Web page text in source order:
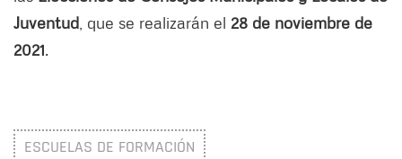
Juventud , que se realizarán el 28 de noviembre de
2021.
ESCUELAS DE FORMACIÓN